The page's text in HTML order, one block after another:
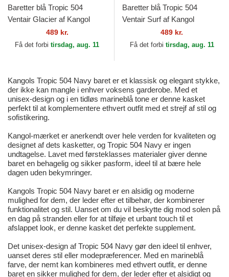
Baretter blå Tropic 504
Ventair Glacier af Kangol
489 kr.
Få det forbi tirsdag, aug. 11
Baretter blå Tropic 504
Ventair Surf af Kangol
489 kr.
Få det forbi tirsdag, aug. 11
Kangols Tropic 504 Navy baret er et klassisk og elegant stykke,
der ikke kan mangle i enhver voksens garderobe. Med et
unisex-design og i en tidløs marineblå tone er denne kasket
perfekt til at komplementere ethvert outfit med et strejf af stil og
sofistikering.
Kangol-mærket er anerkendt over hele verden for kvaliteten og
designet af dets kasketter, og Tropic 504 Navy er ingen
undtagelse. Lavet med førsteklasses materialer giver denne
baret en behagelig og sikker pasform, ideel til at bære hele
dagen uden bekymringer.
Kangols Tropic 504 Navy baret er en alsidig og moderne
mulighed for dem, der leder efter et tilbehør, der kombinerer
funktionalitet og stil. Uanset om du vil beskytte dig mod solen på
en dag på stranden eller for at tilføje et urbant touch til et
afslappet look, er denne kasket det perfekte supplement.
Det unisex-design af Tropic 504 Navy gør den ideel til enhver,
uanset deres stil eller modepræferencer. Med en marineblå
farve, der nemt kan kombineres med ethvert outfit, er denne
baret en sikker mulighed for dem, der leder efter et alsidigt og